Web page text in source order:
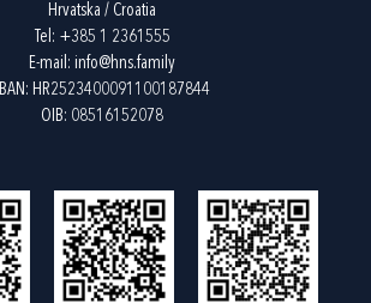
Hrvatska / Croatia
Tel: +385 1 2361555
E-mail: info@hns.family
IBAN: HR2523400091100187844
OIB: 08516152078